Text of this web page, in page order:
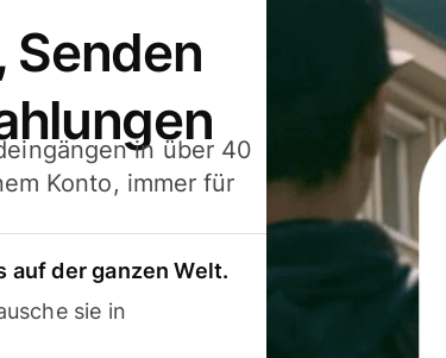
Senden
in über 40
Konto, immer für
auf der ganzen Welt.
sie in